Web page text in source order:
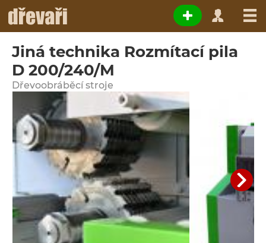
Jiná technika Rozmítací pila
D 200/240/M
Dřevoobráběcí stroje